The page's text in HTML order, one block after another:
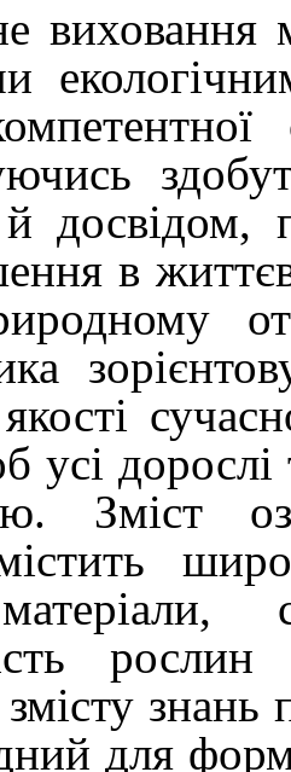
виховання
досвідом,
в
усі
Зміст
знань
для